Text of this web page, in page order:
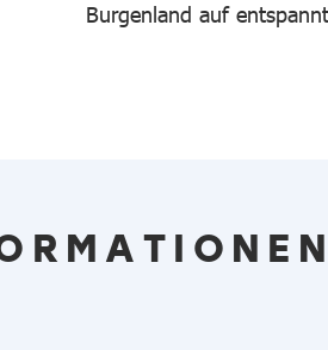
Burgenland auf